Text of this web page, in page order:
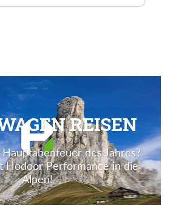
REISEN
des Jahres?
Hodoor Performance in die
Alpen!